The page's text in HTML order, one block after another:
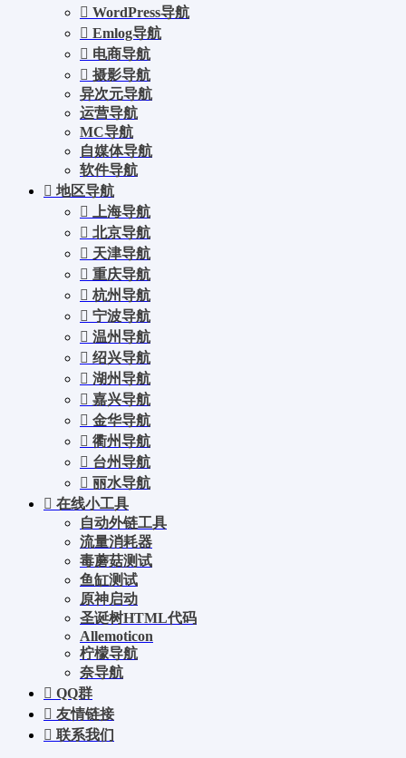
WordPress导航
Emlog导航
电商导航
摄影导航
异次元导航
运营导航
MC导航
自媒体导航
软件导航
地区导航
上海导航
北京导航
天津导航
重庆导航
杭州导航
宁波导航
温州导航
绍兴导航
湖州导航
嘉兴导航
金华导航
衢州导航
台州导航
丽水导航
在线小工具
自动外链工具
流量消耗器
毒蘑菇测试
鱼缸测试
原神启动
圣诞树HTML代码
Allemoticon
柠檬导航
奈导航
QQ群
友情链接
联系我们